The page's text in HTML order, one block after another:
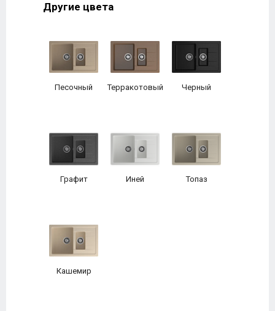
Другие цвета
Песочный Терракотовый Черный
Графит Иней Топаз
Кашемир